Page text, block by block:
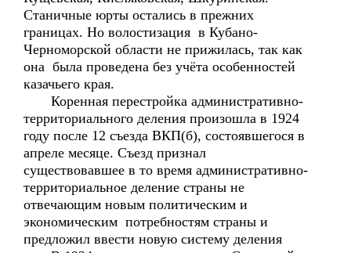
Станичные юрты остались в прежних
границах. Но волостизация в Кубано-
Черноморской области не прижилась, так как
она была проведена без учёта особенностей
казачьего края.
Коренная перестройка административно-
территориального деления произошла в 1924
году после 12 съезда ВКП(б), состоявшегося в
апреле месяце. Съезд признал
существовавшее в то время административно-
территориальное деление страны не
отвечающим новым политическим и
экономическим потребностям страны и
предложил ввести новую систему деления